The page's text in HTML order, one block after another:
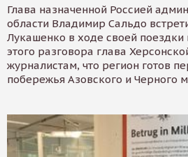
Глава назначенной Россией
области Владимир Сальдо
Лукашенко в ходе своей поездки
этого разговора глава
журналистам, что регион готов
побережья Азовского и Черного